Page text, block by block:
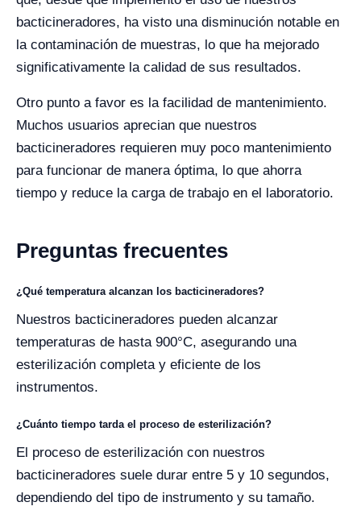
bacticineradores, ha visto una disminución notable en
la contaminación de muestras, lo que ha mejorado
significativamente la calidad de sus resultados.
Otro punto a favor es la facilidad de mantenimiento.
Muchos usuarios aprecian que nuestros
bacticineradores requieren muy poco mantenimiento
para funcionar de manera óptima, lo que ahorra
tiempo y reduce la carga de trabajo en el laboratorio.
Preguntas frecuentes
¿Qué temperatura alcanzan los bacticineradores?
Nuestros bacticineradores pueden alcanzar
temperaturas de hasta 900°C, asegurando una
esterilización completa y eficiente de los
instrumentos.
¿Cuánto tiempo tarda el proceso de esterilización?
El proceso de esterilización con nuestros
bacticineradores suele durar entre 5 y 10 segundos,
dependiendo del tipo de instrumento y su tamaño.